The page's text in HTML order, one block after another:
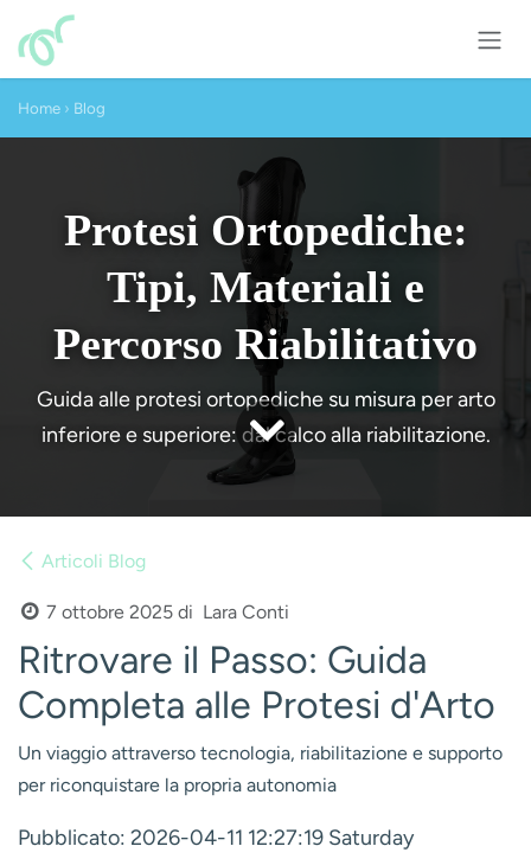
Passa al contenuto
Home › Blog
Protesi Ortopediche:
Tipi, Materiali e
Percorso Riabilitativo
Guida alle protesi ortopediche su misura per arto
inferiore e superiore: dal calco alla riabilitazione.
Articoli Blog
7 ottobre 2025 di Lara Conti
Ritrovare il Passo: Guida
Completa alle Protesi d'Arto
Un viaggio attraverso tecnologia, riabilitazione e supporto
per riconquistare la propria autonomia
Pubblicato: 2026-04-11 12:27:19 Saturday